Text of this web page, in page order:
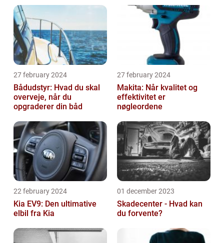
27 february 2024
Bådudstyr: Hvad du skal
overveje, når du
opgraderer din båd
27 february 2024
Makita: Når kvalitet og
effektivitet er
nøgleordene
22 february 2024
Kia EV9: Den ultimative
elbil fra Kia
01 december 2023
Skadecenter - Hvad kan
du forvente?